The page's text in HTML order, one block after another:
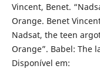
Vincent, Benet.
Orange. Benet
Nadsat, the teen
Orange”. Babel: The
Disponível em: